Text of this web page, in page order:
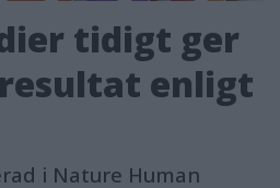
tidigt ger
enligt
i Nature Human